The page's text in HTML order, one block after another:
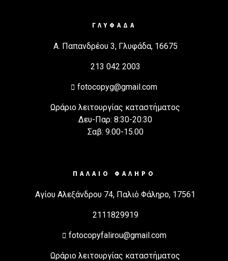
ΓΛΥΦΑΔΑ
Α. Παπανδρέου 3, Γλυφάδα, 16675
213 042 2003
fotocopyg@gmail.com
Ωράριο λειτουργίας καταστήματος
Δευ-Παρ: 8:30-20:30
Σαβ: 9.00-15.00
ΠΑΛΑΙΟ ΦΑΛΗΡΟ
Αγίου Αλεξάνδρου 74, Παλιό Φάληρο, 17561
2111829919
fotocopyfalirou@gmail.com
Ωράριο λειτουργίας καταστήματος